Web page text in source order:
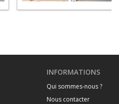
INFORMATIONS
Qui sommes-nous ?
Nous contacter